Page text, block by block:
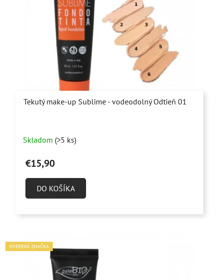
Tekutý make-up Sublime - vodeodolný Odtieň 01
hodnotenie
produktu
z
Skladom (>5 ks)
€15,90
DO KOŠÍKA
OVERENÁ ZNAČKA